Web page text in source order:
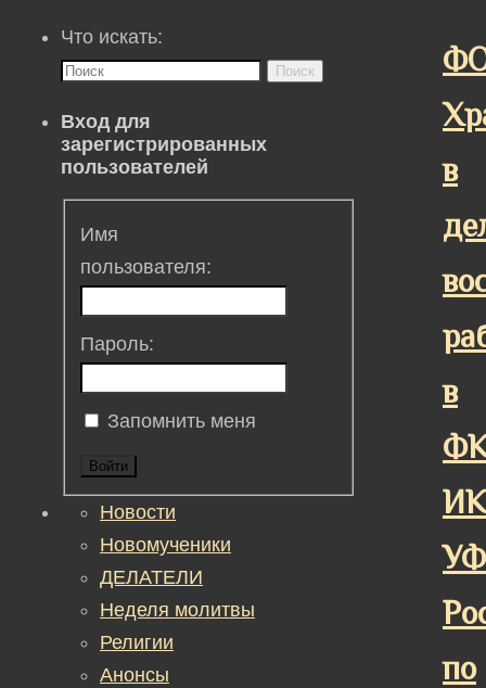
в
в
по
Что искать:
Поиск
Вход для
зарегистрированных
пользователей
Имя
пользователя:
Пароль:
Запомнить меня
Войти
Новости
Новомученики
ДЕЛАТЕЛИ
Неделя молитвы
Религии
Анонсы